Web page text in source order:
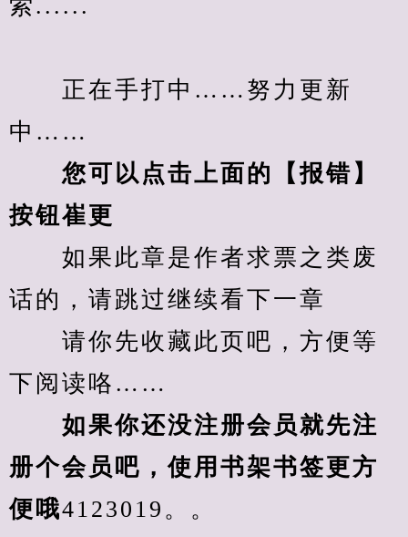
索......
正在手打中……努力更新
中……
您可以点击上面的【报错】
按钮崔更
如果此章是作者求票之类废
话的，请跳过继续看下一章
请你先收藏此页吧，方便等
下阅读咯……
如果你还没注册会员就先注
册个会员吧，使用书架书签更方
便哦4123019。。